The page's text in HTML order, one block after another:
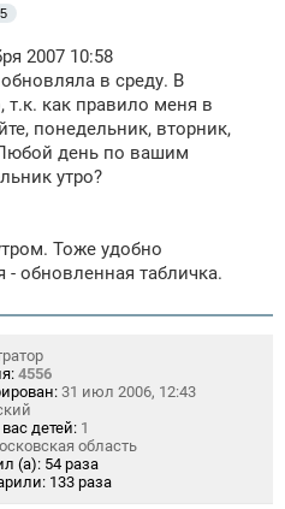
2007 10:58
в среду. В
т.к. как правило меня в
понедельник, вторник,
Любой день по вашим
утро?
Тоже удобно
- обновленная табличка.
4556
31 июл 2006, 12:43
детей: 1
область
(а): 54 раза
133 раза